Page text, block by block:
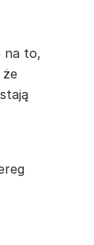
na to,
że